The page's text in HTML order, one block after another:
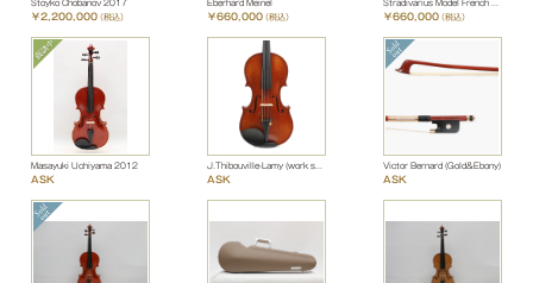
Stoyko Chobanov 2017
￥2,200,000（税込）
Eberhard Meinel
￥660,000（税込） ￥660,000（税込）
Masayuki Uchiyama 2012
ASK
J.Thibouville-Lamy (work shop)
ASK
Victor Bernard (Gold&Ebony)
ASK